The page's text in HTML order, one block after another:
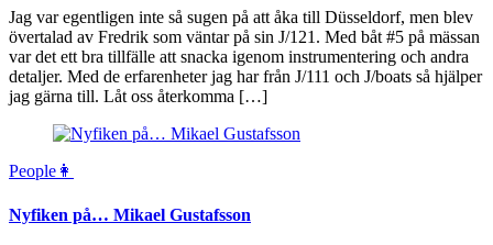
Jag var egentligen inte så sugen på att åka till Düsseldorf, men blev
övertalad av Fredrik som väntar på sin J/121. Med båt #5 på mässan
var det ett bra tillfälle att snacka igenom instrumentering och andra
detaljer. Med de erfarenheter jag har från J/111 och J/boats så hjälper
jag gärna till. Låt oss återkomma […]
People👩
Nyfiken på… Mikael Gustafsson